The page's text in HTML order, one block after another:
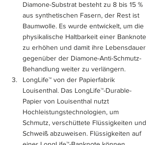
Diamone-Substrat besteht zu 8 bis 15 %
aus synthetischen Fasern, der Rest ist
Baumwolle. Es wurde entwickelt, um die
physikalische Haltbarkeit einer Banknote
zu erhöhen und damit ihre Lebensdauer
gegenüber der Diamone-Anti-Schmutz-
Behandlung weiter zu verlängern.
LongLife™ von der Papierfabrik
Louisenthal. Das LongLife™-Durable-
Papier von Louisenthal nutzt
Hochleistungstechnologien, um
Schmutz, verschüttete Flüssigkeiten und
Schweiß abzuweisen. Flüssigkeiten auf